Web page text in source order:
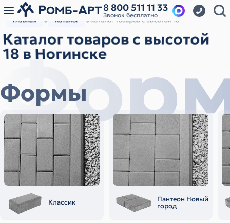
8 800 511 11 33
Звонок бесплатно
Главная Каталог Каталог товаров с высотой 18
Каталог товаров с высотой
18 в Ногинске
Формы
Классик Пантеон Новый
город